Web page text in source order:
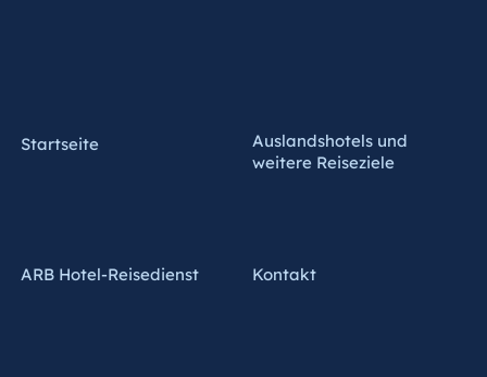
Startseite
Auslandshotels und
weitere Reiseziele
ARB Hotel-Reisedienst Kontakt